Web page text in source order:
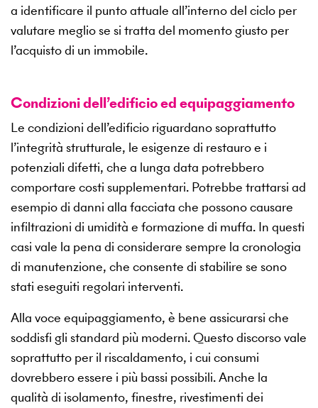
a identificare il punto attuale all’interno del ciclo per
valutare meglio se si tratta del momento giusto per
l’acquisto di un immobile.
Condizioni dell’edificio ed equipaggiamento
Le condizioni dell’edificio riguardano soprattutto
l’integrità strutturale, le esigenze di restauro e i
potenziali difetti, che a lunga data potrebbero
comportare costi supplementari. Potrebbe trattarsi ad
esempio di danni alla facciata che possono causare
infiltrazioni di umidità e formazione di muffa. In questi
casi vale la pena di considerare sempre la cronologia
di manutenzione, che consente di stabilire se sono
stati eseguiti regolari interventi.
Alla voce equipaggiamento, è bene assicurarsi che
soddisfi gli standard più moderni. Questo discorso vale
soprattutto per il riscaldamento, i cui consumi
dovrebbero essere i più bassi possibili. Anche la
qualità di isolamento, finestre, rivestimenti dei